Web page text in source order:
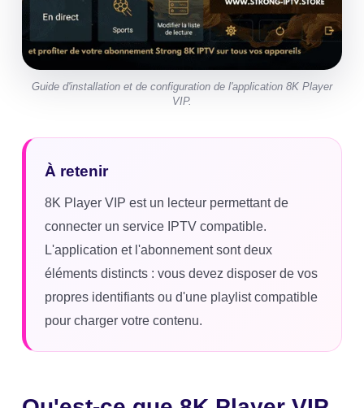
Guide d'installation et de configuration de l'application 8K Player
VIP.
À retenir
8K Player VIP est un lecteur permettant de
connecter un service IPTV compatible.
L'application et l'abonnement sont deux
éléments distincts : vous devez disposer de vos
propres identifiants ou d'une playlist compatible
pour charger votre contenu.